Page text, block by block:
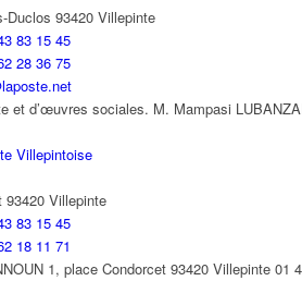
Duclos 93420 Villepinte
83 15 45
28 36 75
et d’œuvres sociales. M. Mampasi
Villepintoise
93420 Villepinte
83 15 45
18 11 71
1, place Condorcet 93420 Villepinte 01